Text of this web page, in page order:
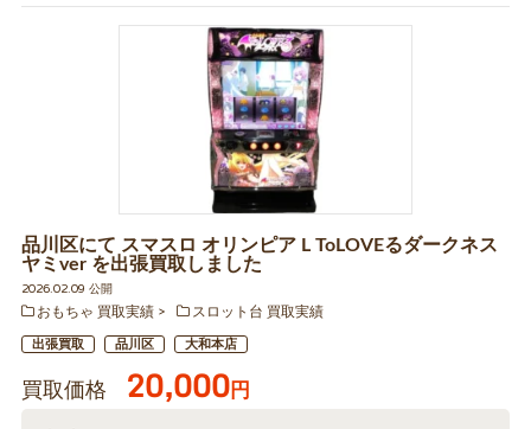
品川区にて スマスロ オリンピア L ToLOVEるダークネス
ヤミver を出張買取しました
2026.02.09 公開
おもちゃ 買取実績
スロット台 買取実績
出張買取 品川区 大和本店
買取価格 20,000円